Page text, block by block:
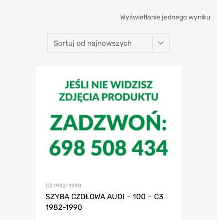
Wyświetlanie jednego wyniku
C3 1982-1990
SZYBA CZOŁOWA AUDI – 100 – C3
1982-1990